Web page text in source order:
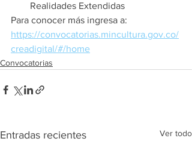
Realidades Extendidas
Para conocer más ingresa a:
https://convocatorias.mincultura.gov.co/
creadigital/#/home
Convocatorias
Entradas recientes Ver todo